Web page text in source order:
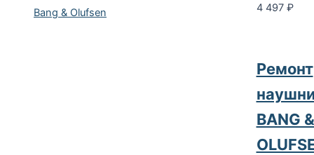
Bang & Olufsen 4 497 ₽
Ремонт
BANG &